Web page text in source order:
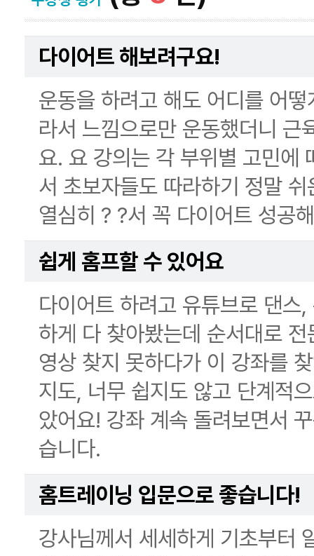
다이어트 해보려구요!
운동을 하려고 해도 어디를 어
라서 느낌으로만 운동했더니 근
요. 요 강의는 각 부위별 고민에
서 초보자들도 따라하기 정말
열심히 ? ?서 꼭 다이어트 성공
쉽게 홈프할 수 있어요
다이어트 하려고 유튜브로 댄스
하게 다 찾아봤는데 순서대로
영상 찾지 못하다가 이 강좌를
지도, 너무 쉽지도 않고 단계적
았어요! 강좌 계속 돌려보면서
습니다.
홈트레이닝 입문으로 좋습니다!
강사님께서 세세하게 기초부터